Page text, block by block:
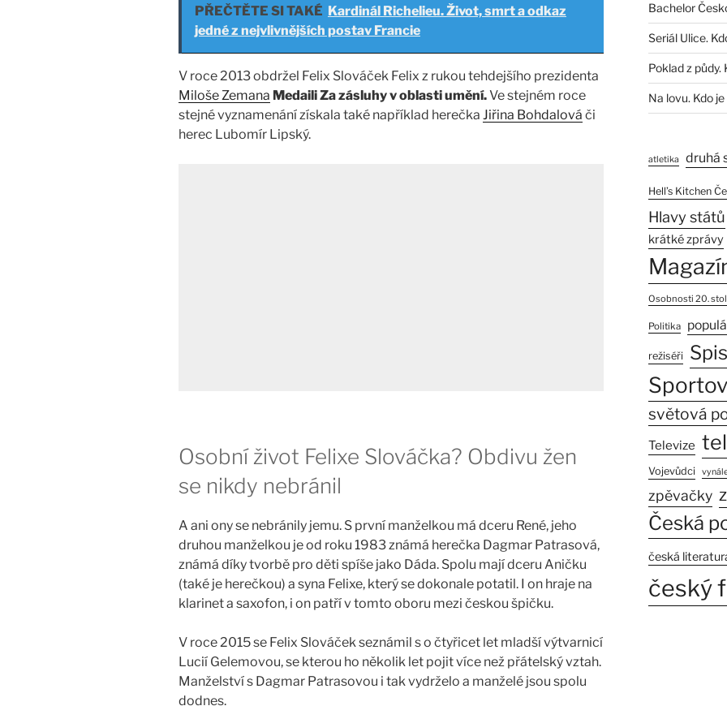
PŘEČTĚTE SI TAKÉ Kardinál Richelieu. Život, smrt a odkaz
jedné z nejvlivnějších postav Francie
V roce 2013 obdržel Felix Slováček Felix z rukou tehdejšího prezidenta
Miloše Zemana Medaili Za zásluhy v oblasti umění.Ve stejném roce
stejné vyznamenání získala také například herečka Jiřina Bohdalová či
herec Lubomír Lipský.
Osobní život Felixe Slováčka? Obdivu žen
se nikdy nebránil
A ani ony se nebránily jemu. S první manželkou má dceru René, jeho
druhou manželkou je od roku 1983 známá herečka Dagmar Patrasová,
známá díky tvorbě pro děti spíše jako Dáda. Spolu mají dceru Aničku
(také je herečkou) a syna Felixe, který se dokonale potatil. I on hraje na
klarinet a saxofon, i on patří v tomto oboru mezi českou špičku.
V roce 2015 se Felix Slováček seznámil s o čtyřicet let mladší výtvarnicí
Lucií Gelemovou, se kterou ho několik let pojit více než přátelský vztah.
Manželství s Dagmar Patrasovou i tak vydrželo a manželé jsou spolu
dodnes.
Bachelor
Seriál Ulice.
Poklad z půdy.
Na lovu. Kdo
atletika druhá
Hell’s Kitchen
Hlavy států
krátké zprávy
Osobnosti 20.
Politika
režiséři
světová
Televize
Vojevůdci
zpěvačky
Česká
česká
český